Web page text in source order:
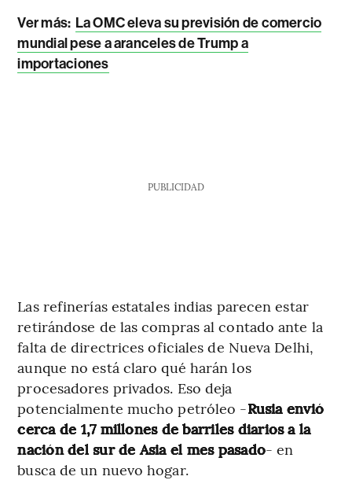
Ver más: La OMC eleva su previsión de comercio
mundial pese a aranceles de Trump a
importaciones
PUBLICIDAD
Las refinerías estatales indias parecen estar
retirándose de las compras al contado ante la
falta de directrices oficiales de Nueva Delhi,
aunque no está claro qué harán los
procesadores privados. Eso deja
potencialmente mucho petróleo -Rusia envió
cerca de 1,7 millones de barriles diarios a la
nación del sur de Asia el mes pasado- en
busca de un nuevo hogar.